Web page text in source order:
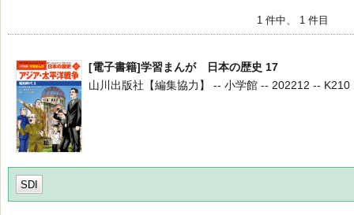
1 件中、 1 件目
[電子書籍]学習まんが 日本の歴史 17
山川出版社【編集協力】 -- 小学館 -- 202212 -- K210
SDI